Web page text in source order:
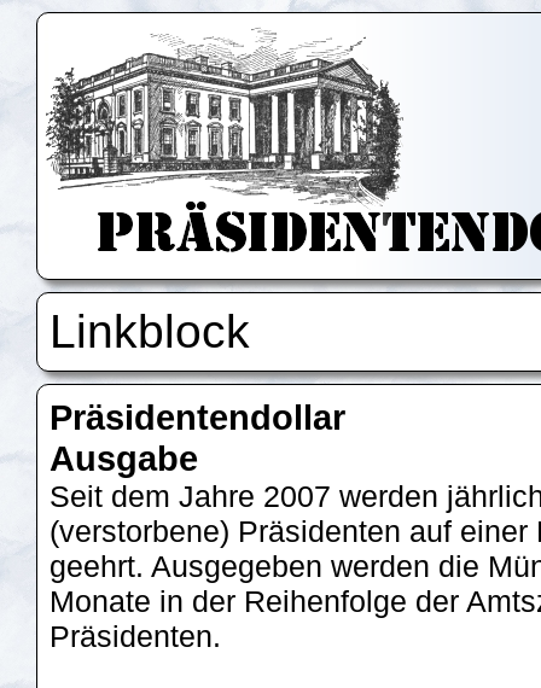
Linkblock
Präsidentendollar
Ausgabe
Seit dem Jahre 2007 werden
(verstorbene) Präsidenten auf einer
geehrt. Ausgegeben werden die
Monate in der Reihenfolge der
Präsidenten.